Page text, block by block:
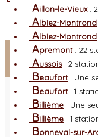
Facebook
Connexion adhérent
Aillon-le-Vieux:
Albiez-Montrond
Albiez-Montrond
Apremont: 22
Aussois: 2
Beaufort: Une
Beaufort: 1
Billième : Une
Billième : 1
Bonneval-sur-